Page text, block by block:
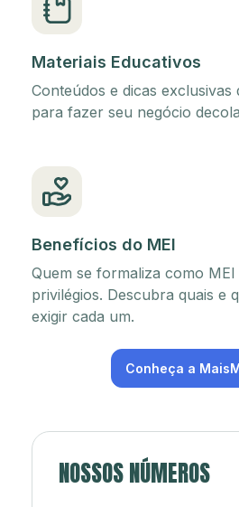
Materiais Educativos
Conteúdos e dicas exclusivas
para fazer seu negócio
Benefícios do MEI
Quem se formaliza como
privilégios. Descubra quais e
exigir cada um.
Conheça a
NOSSOS NÚMEROS